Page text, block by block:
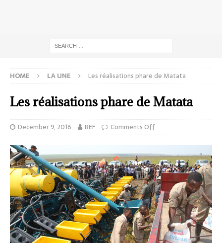
HOME LA UNE Les réalisations phare de Matata
Les réalisations phare de Matata
December 9, 2016 BEF Comments Off